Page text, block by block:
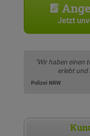
Jetzt
"Wir haben einen
erlebt und
Polizei NRW